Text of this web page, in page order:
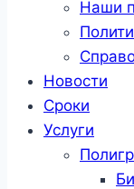
Наши
Новости
Сроки
Услуги